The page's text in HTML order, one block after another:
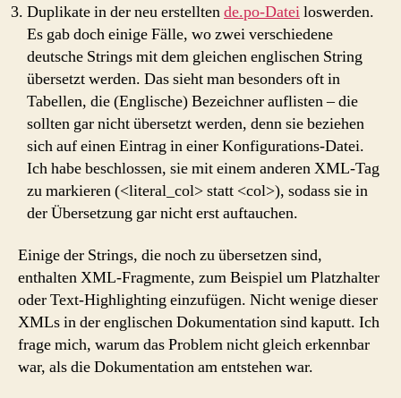
Duplikate in der neu erstelltende.po-Dateiloswerden.
Es gab doch einige Fälle, wo zwei verschiedene
deutsche Strings mit dem gleichen englischen String
übersetzt werden. Das sieht man besonders oft in
Tabellen, die (Englische) Bezeichner auflisten – die
sollten gar nicht übersetzt werden, denn sie beziehen
sich auf einen Eintrag in einer Konfigurations-Datei.
Ich habe beschlossen, sie mit einem anderen XML-Tag
zu markieren (<literal_col> statt <col>), sodass sie in
der Übersetzung gar nicht erst auftauchen.
Einige der Strings, die noch zu übersetzen sind,
enthalten XML-Fragmente, zum Beispiel um Platzhalter
oder Text-Highlighting einzufügen. Nicht wenige dieser
XMLs in der englischen Dokumentation sind kaputt. Ich
frage mich, warum das Problem nicht gleich erkennbar
war, als die Dokumentation am entstehen war.